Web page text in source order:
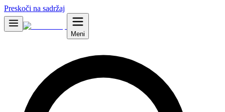
Preskoči na sadržaj
Meni